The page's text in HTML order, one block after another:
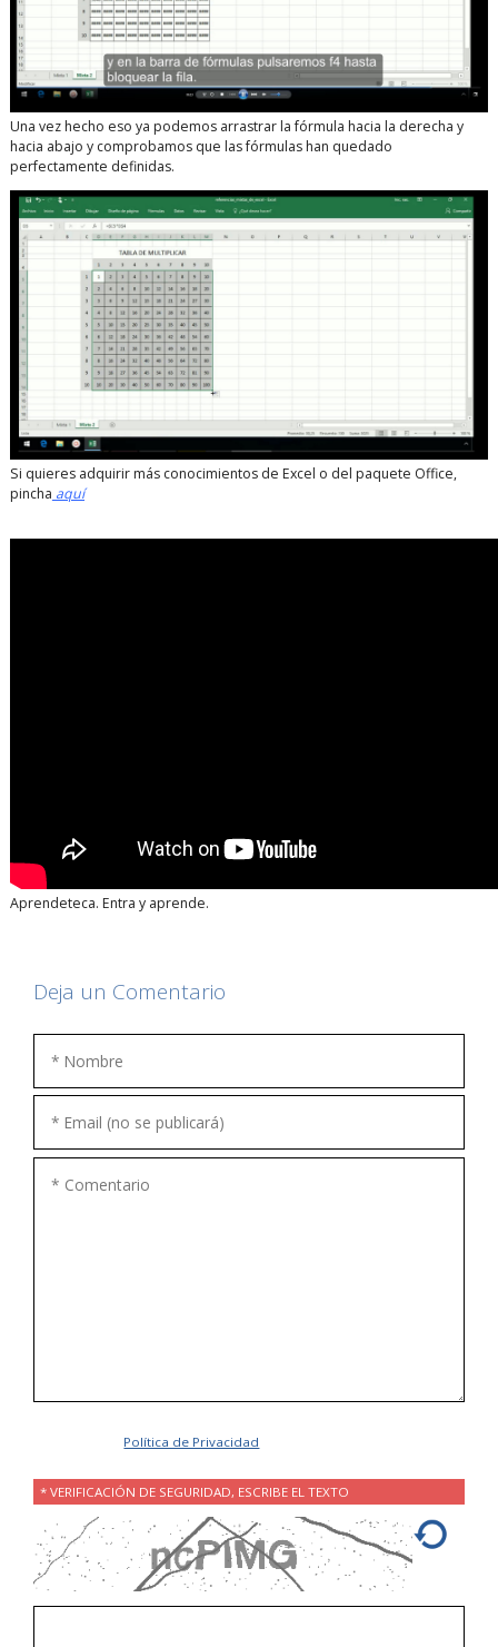
Una vez hecho eso ya podemos arrastrar la fórmula hacia la derecha y
hacia abajo y comprobamos que las fórmulas han quedado
perfectamente definidas.
Si quieres adquirir más conocimientos de Excel o del paquete Office,
pincha aquí
Aprendeteca. Entra y aprende.
Deja un Comentario
Política de Privacidad
* VERIFICACIÓN DE SEGURIDAD, ESCRIBE EL TEXTO